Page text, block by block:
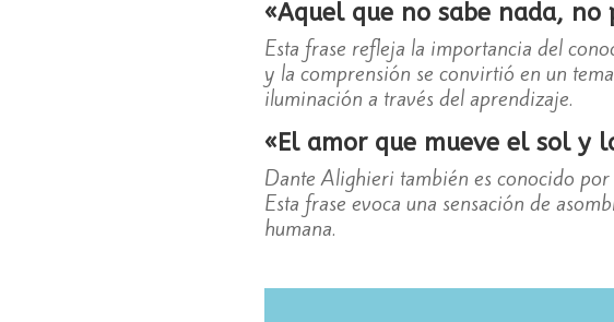
«Aquel que no sabe nada, no
Esta frase refleja la importancia del
y la comprensión se convirtió en un
iluminación a través del aprendizaje.
«El amor que mueve el sol y
Dante Alighieri también es conocido
Esta frase evoca una sensación de
humana.